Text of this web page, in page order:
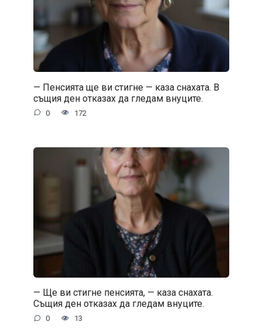
— Пенсията ще ви стигне — каза снахата. В
същия ден отказах да гледам внуците.
0 172
— Ще ви стигне пенсията, — каза снахата.
Същия ден отказах да гледам внуците.
0 13